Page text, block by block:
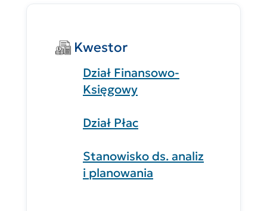
Kwestor
Dział Finansowo-
Księgowy
Dział Płac
Stanowisko ds. analiz
i planowania